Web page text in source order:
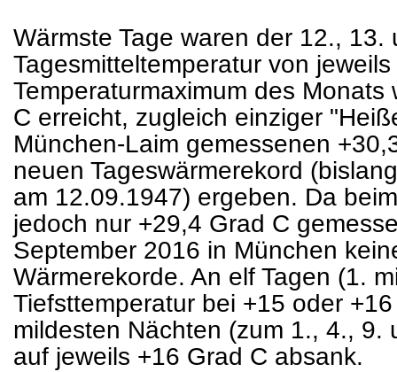
Wärmste Tage waren der 12., 13.
Tagesmitteltemperatur von
Temperaturmaximum des
C erreicht, zugleich einziger
München-Laim gemessenen
neuen Tageswärmerekord
am 12.09.1947) ergeben. Da
jedoch nur +29,4 Grad C
September 2016 in München
Wärmerekorde. An elf Tagen (1.
Tiefsttemperatur bei +15 oder
mildesten Nächten (zum 1., 4., 9.
auf jeweils +16 Grad C absank.